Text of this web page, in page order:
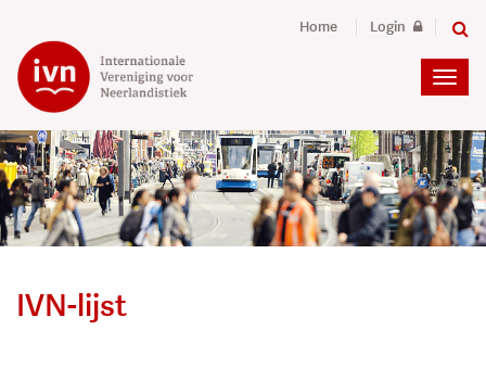
Home Login
IVN-lijst